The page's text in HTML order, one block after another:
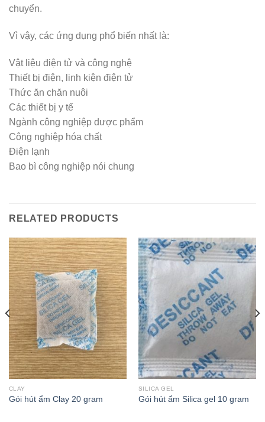
chuyển.
Vì vậy, các ứng dụng phổ biến nhất là:
Vật liệu điện tử và công nghệ
Thiết bị điện, linh kiện điện tử
Thức ăn chăn nuôi
Các thiết bị y tế
Ngành công nghiệp dược phẩm
Công nghiệp hóa chất
Điện lạnh
Bao bì công nghiệp nói chung
RELATED PRODUCTS
CLAY
Gói hút ẩm Clay 20 gram
SILICA GEL
Gói hút ẩm Silica gel 10 gram